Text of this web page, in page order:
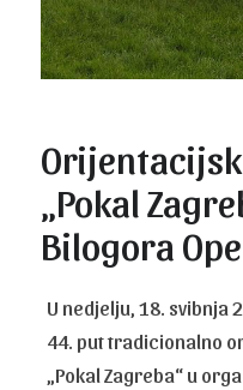
„Pokal
Bilogora
U nedjelju, 18. svibnja
44. put tradicionalno
„Pokal Zagreba“ u